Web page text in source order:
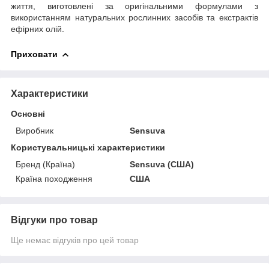
життя, виготовлені за оригінальними формулами з
використанням натуральних рослинних засобів та екстрактів
ефірних олій.
Приховати
Характеристики
Основні
Виробник
Sensuva
Користувальницькі характеристики
Бренд (Країна)
Sensuva (США)
Країна походження
США
Відгуки про товар
Ще немає відгуків про цей товар